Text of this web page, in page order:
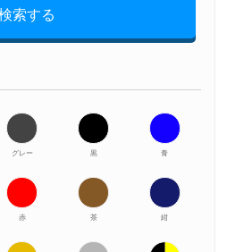
索する
グレー 黒 青
赤 茶 紺